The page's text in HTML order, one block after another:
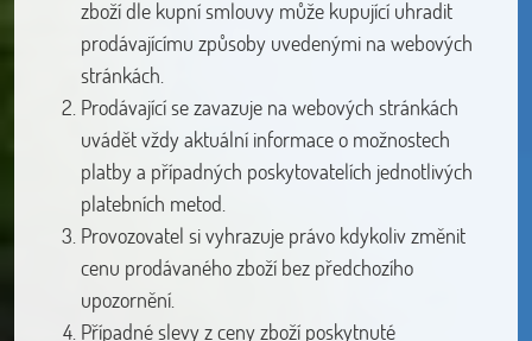
zboží dle kupní smlouvy může kupující uhradit
prodávajícímu způsoby uvedenými na webových
stránkách.
Prodávající se zavazuje na webových stránkách
uvádět vždy aktuální informace o možnostech
platby a případných poskytovatelích jednotlivých
platebních metod.
Provozovatel si vyhrazuje právo kdykoliv změnit
cenu prodávaného zboží bez předchozího
upozornění.
Případné slevy z ceny zboží poskytnuté